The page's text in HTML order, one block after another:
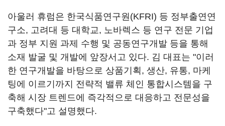
아울러 휴럼은 한국식품연구원(KFRI) 등 정부출연연
구소, 고려대 등 대학교, 노바렉스 등 연구 전문 기업
과 정부 지원 과제 수행 및 공동연구개발 등을 통해
소재 발굴 및 개발에 앞장서고 있다. 김 대표는 "이러
한 연구개발을 바탕으로 상품기획, 생산, 유통, 마케
팅에 이르기까지 전략적 밸류 체인 통합시스템을 구
축해 시장 트렌드에 즉각적으로 대응하고 전문성을
구축했다"고 설명했다.